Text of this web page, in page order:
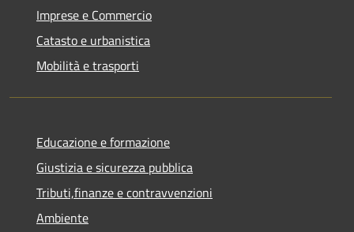
Imprese e Commercio
Catasto e urbanistica
Mobilità e trasporti
Educazione e formazione
Giustizia e sicurezza pubblica
Tributi,finanze e contravvenzioni
Ambiente